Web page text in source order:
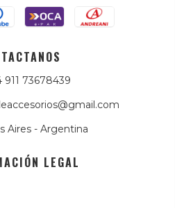
911 73678439
Aires - Argentina
LEGAL